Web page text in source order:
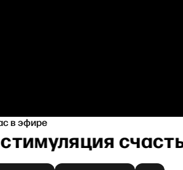
в эфире